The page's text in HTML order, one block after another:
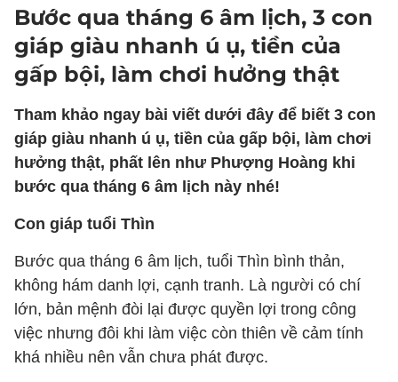
Bước qua tháng 6 âm lịch, 3 con
giáp giàu nhanh ú ụ, tiền của
gấp bội, làm chơi hưởng thật
Tham khảo ngay bài viết dưới đây để biết 3 con
giáp giàu nhanh ú ụ, tiền của gấp bội, làm chơi
hưởng thật, phất lên như Phượng Hoàng khi
bước qua tháng 6 âm lịch này nhé!
Con giáp tuổi Thìn
Bước qua tháng 6 âm lịch, tuổi Thìn bình thản,
không hám danh lợi, cạnh tranh. Là người có chí
lớn, bản mệnh đòi lại được quyền lợi trong công
việc nhưng đôi khi làm việc còn thiên về cảm tính
khá nhiều nên vẫn chưa phát được.